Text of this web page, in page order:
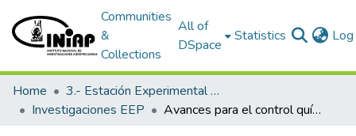
Communities
&
Collections
All of
DSpace
Statistics
Home
3.- Estación Experimental Portoviejo
Investigaciones EEP
Avances para el control químico de vectores de virus en maíz (Zea mays L.)